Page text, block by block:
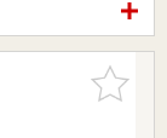
お気に入
りに追加